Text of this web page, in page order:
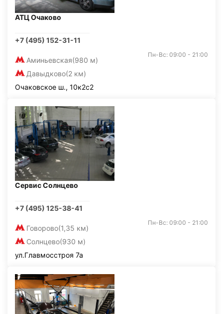
АТЦ Очаково
+7 (495) 152-31-11
Аминьевская(980 м)
Давыдково(2 км)
Пн-Вс: 09:00 - 21:00
Очаковское ш., 10к2с2
Сервис Солнцево
+7 (495) 125-38-41
Говорово(1,35 км)
Солнцево(930 м)
Пн-Вс: 09:00 - 21:00
ул.Главмосстроя 7а